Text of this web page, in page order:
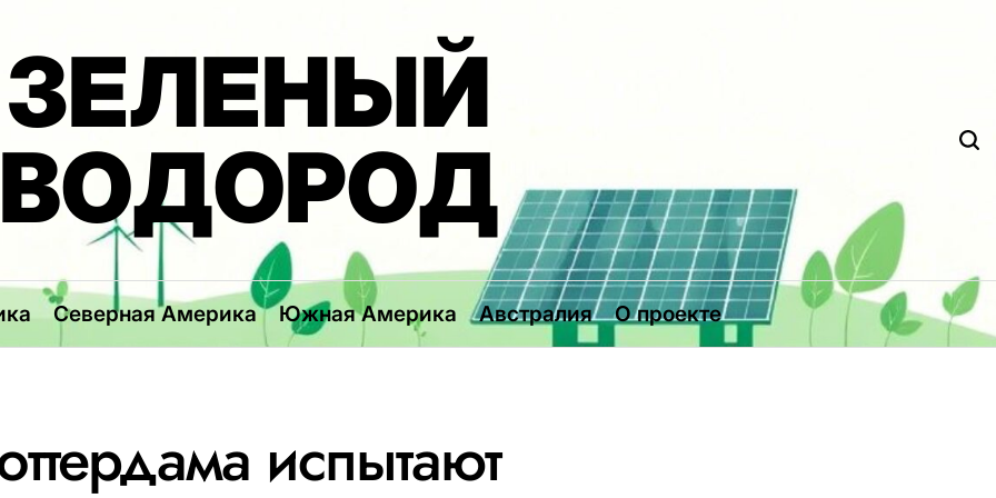
ЗЕЛЕНЫЙ
ВОДОРОД
Северная Америка Южная Америка Австралия О проекте
испытают